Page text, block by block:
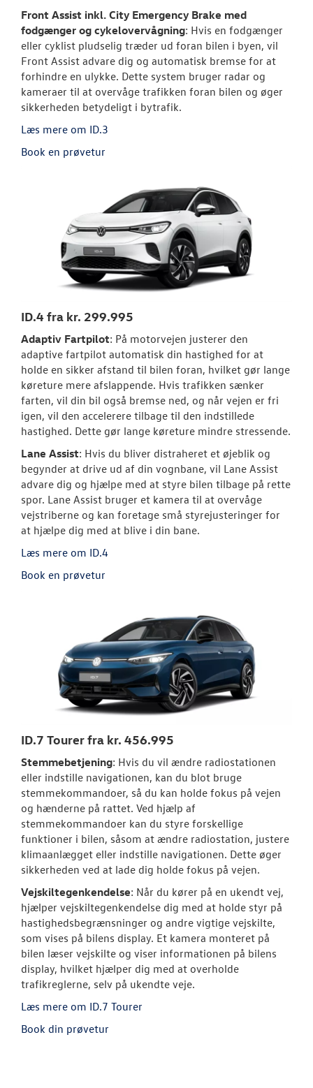
BRUGTE BILER
VÆRKSTED
CLASSIC PARTS
TILBEHØR
JOB OG
RESERVEDELE
OM OS
LEJ EN
Front Assist inkl. City Emergency Brake med
fodgænger og cykelovervågning: Hvis en fodgænger
eller cyklist pludselig træder ud foran bilen i byen, vil
Front Assist advare dig og automatisk bremse for at
forhindre en ulykke. Dette system bruger radar og
kameraer til at overvåge trafikken foran bilen og øger
sikkerheden betydeligt i bytrafik.
Læs mere om ID.3
Book en prøvetur
ID.4 fra kr. 299.995
Adaptiv Fartpilot: På motorvejen justerer den
adaptive fartpilot automatisk din hastighed for at
holde en sikker afstand til bilen foran, hvilket gør lange
køreture mere afslappende. Hvis trafikken sænker
farten, vil din bil også bremse ned, og når vejen er fri
igen, vil den accelerere tilbage til den indstillede
hastighed. Dette gør lange køreture mindre stressende.
Lane Assist: Hvis du bliver distraheret et øjeblik og
begynder at drive ud af din vognbane, vil Lane Assist
advare dig og hjælpe med at styre bilen tilbage på rette
spor. Lane Assist bruger et kamera til at overvåge
vejstriberne og kan foretage små styrejusteringer for
at hjælpe dig med at blive i din bane.
Læs mere om ID.4
Book en prøvetur
ID.7 Tourer fra kr. 456.995
Stemmebetjening: Hvis du vil ændre radiostationen
eller indstille navigationen, kan du blot bruge
stemmekommandoer, så du kan holde fokus på vejen
og hænderne på rattet. Ved hjælp af
stemmekommandoer kan du styre forskellige
funktioner i bilen, såsom at ændre radiostation, justere
klimaanlægget eller indstille navigationen. Dette øger
sikkerheden ved at lade dig holde fokus på vejen.
Vejskiltegenkendelse: Når du kører på en ukendt vej,
hjælper vejskiltegenkendelse dig med at holde styr på
hastighedsbegrænsninger og andre vigtige vejskilte,
som vises på bilens display. Et kamera monteret på
bilen læser vejskilte og viser informationen på bilens
display, hvilket hjælper dig med at overholde
trafikreglerne, selv på ukendte veje.
Læs mere om ID.7 Tourer
Book din prøvetur